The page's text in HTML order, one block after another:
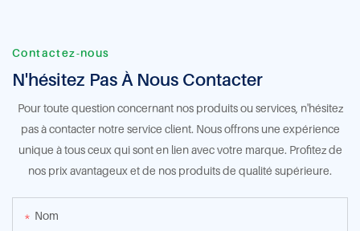
Contactez-nous
N'hésitez Pas À Nous Contacter
Pour toute question concernant nos produits ou services, n'hésitez
pas à contacter notre service client. Nous offrons une expérience
unique à tous ceux qui sont en lien avec votre marque. Profitez de
nos prix avantageux et de nos produits de qualité supérieure.
Nom